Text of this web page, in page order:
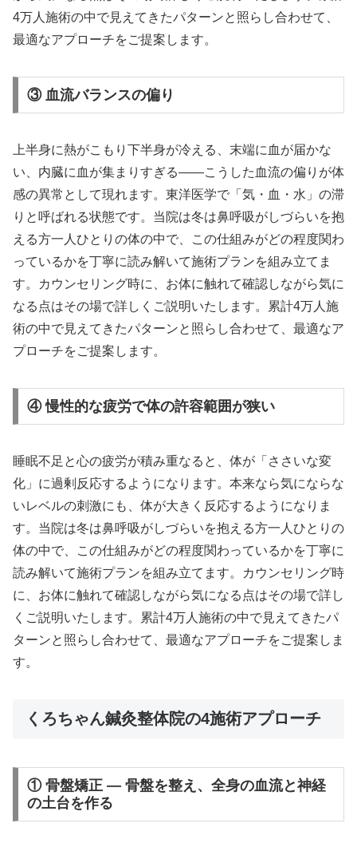
4万人施術の中で見えてきたパターンと照らし合わせて、
最適なアプローチをご提案します。
③ 血流バランスの偏り
上半身に熱がこもり下半身が冷える、末端に血が届かな
い、内臓に血が集まりすぎる——こうした血流の偏りが体
感の異常として現れます。東洋医学で「気・血・水」の滞
りと呼ばれる状態です。当院は冬は鼻呼吸がしづらいを抱
える方一人ひとりの体の中で、この仕組みがどの程度関わ
っているかを丁寧に読み解いて施術プランを組み立てま
す。カウンセリング時に、お体に触れて確認しながら気に
なる点はその場で詳しくご説明いたします。累計4万人施
術の中で見えてきたパターンと照らし合わせて、最適なア
プローチをご提案します。
④ 慢性的な疲労で体の許容範囲が狭い
睡眠不足と心の疲労が積み重なると、体が「ささいな変
化」に過剰反応するようになります。本来なら気にならな
いレベルの刺激にも、体が大きく反応するようになりま
す。当院は冬は鼻呼吸がしづらいを抱える方一人ひとりの
体の中で、この仕組みがどの程度関わっているかを丁寧に
読み解いて施術プランを組み立てます。カウンセリング時
に、お体に触れて確認しながら気になる点はその場で詳し
くご説明いたします。累計4万人施術の中で見えてきたパ
ターンと照らし合わせて、最適なアプローチをご提案しま
す。
くろちゃん鍼灸整体院の4施術アプローチ
① 骨盤矯正 — 骨盤を整え、全身の血流と神経
の土台を作る